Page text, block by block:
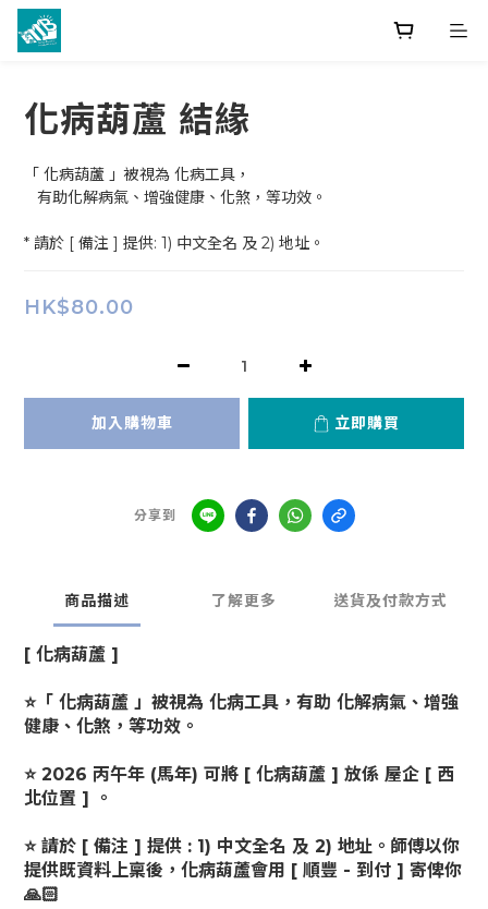
化病葫蘆 結緣
「 化病葫蘆 」被視為 化病工具，
   有助化解病氣、增強健康、化煞，等功效。
* 請於 [ 備注 ] 提供: 1) 中文全名 及 2) 地址。
HK$80.00
加入購物車 立即購買
分享到
商品描述 了解更多 送貨及付款方式
[ 化病葫蘆 ]
⭐「 化病葫蘆 」被視為 化病工具，有助 化解病氣、增強
健康、化煞，等功效。
⭐ 2026 丙午年 (馬年) 可將 [ 化病葫蘆 ] 放係 屋企 [ 西
北位置 ] 。
⭐請於 [ 備注 ] 提供 : 1) 中文全名 及 2) 地址。師傅以你
提供既資料上稟後，化病葫蘆會用 [ 順豐 - 到付 ] 寄俾你
🙏🏻